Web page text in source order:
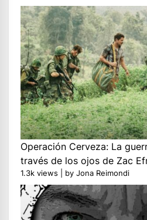
Operación Cerveza: La
través de los ojos de Zac
1.3k views by Jona Reimondi